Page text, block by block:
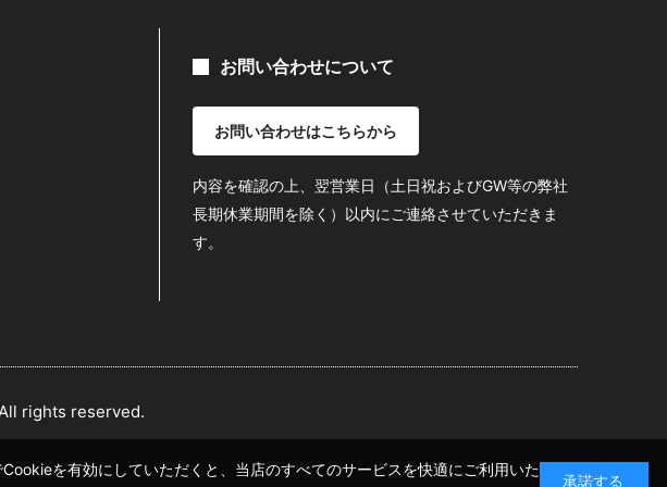
お問い合わせについて
お問い合わせはこちらから
内容を確認の上、翌営業日（土日祝およびGW等の弊社
長期休業期間を除く）以内にご連絡させていただきま
す。
rights reserved.
を有効にしていただくと、当店のすべてのサービスを快適にご利用いた
承諾する